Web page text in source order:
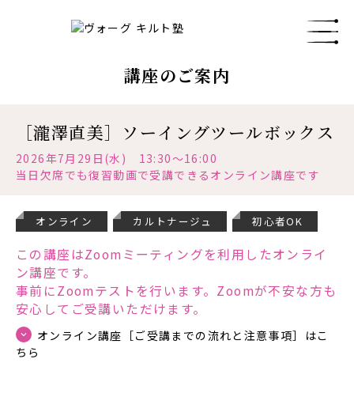
講座のご案内
［瀧澤直美］ソーイングツールボックス
2026年7月29日(水) 13:30～16:00
当日欠席でも復習動画で受講できるオンライン講座です
オンライン カルトナージュ 初心者OK
この講座はZoomミーティングを利用したオンライ
ン講座です。
事前にZoomテストを行います。Zoomが不安な方も
安心してご受講いただけます。
オンライン講座［ご受講までの流れと注意事項］はこ
ちら